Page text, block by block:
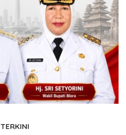
TERKINI